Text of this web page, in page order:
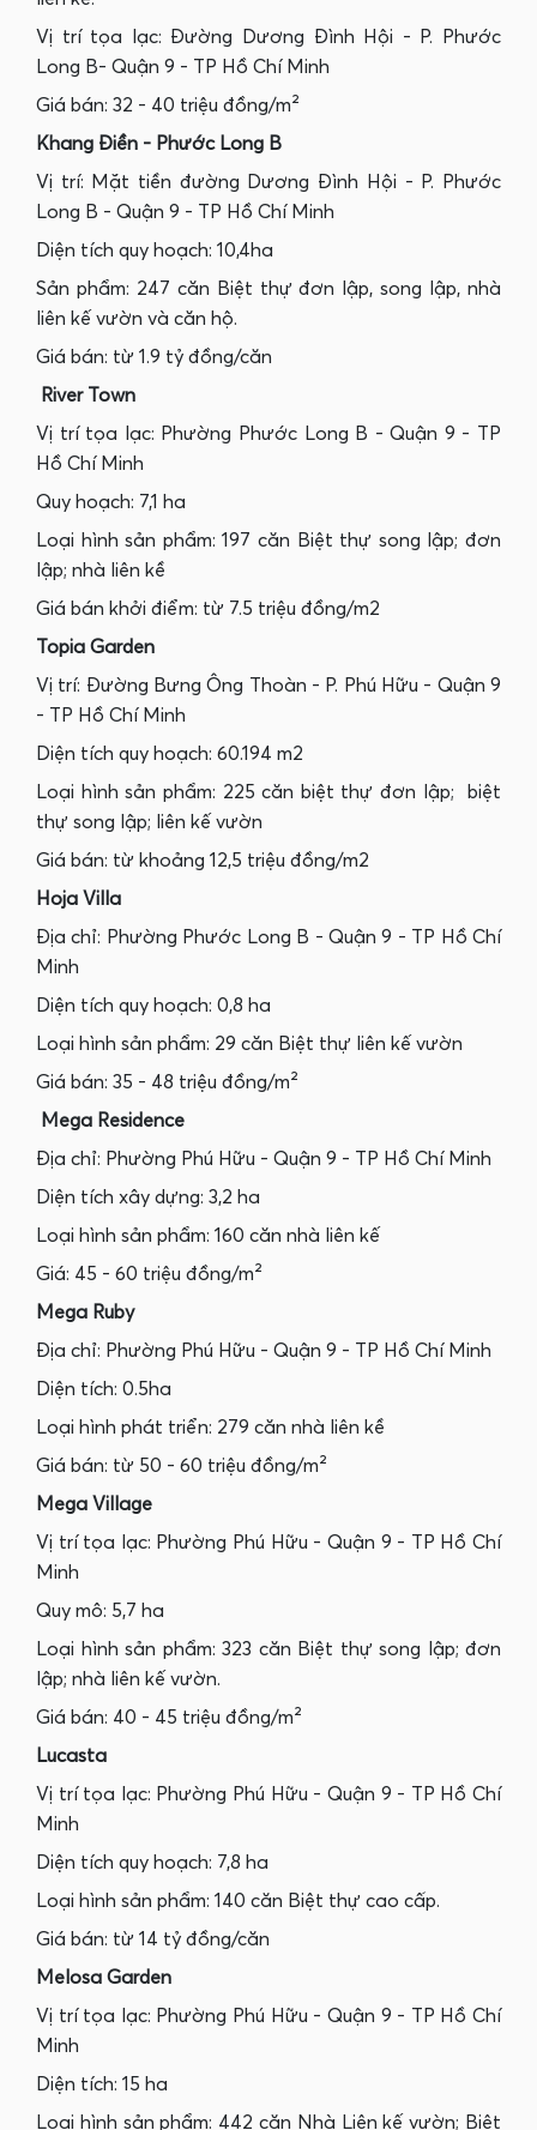
Vị trí tọa lạc: Đường Dương Đình Hội - P. Phước
Long B- Quận 9 - TP Hồ Chí Minh
Giá bán: 32 - 40 triệu đồng/m²
Khang Điền - Phước Long B
Vị trí: Mặt tiền đường Dương Đình Hội - P. Phước
Long B - Quận 9 - TP Hồ Chí Minh
Diện tích quy hoạch: 10,4ha
Sản phẩm: 247 căn Biệt thự đơn lập, song lập, nhà
liên kế vườn và căn hộ.
Giá bán: từ 1.9 tỷ đồng/căn
River Town
Vị trí tọa lạc: Phường Phước Long B - Quận 9 - TP
Hồ Chí Minh
Quy hoạch: 7,1 ha
Loại hình sản phẩm: 197 căn Biệt thự song lập; đơn
lập; nhà liên kề
Giá bán khởi điểm: từ 7.5 triệu đồng/m2
Topia Garden
Vị trí: Đường Bưng Ông Thoàn - P. Phú Hữu - Quận 9
- TP Hồ Chí Minh
Diện tích quy hoạch: 60.194 m2
Loại hình sản phẩm: 225 căn biệt thự đơn lập; biệt
thự song lập; liên kế vườn
Giá bán: từ khoảng 12,5 triệu đồng/m2
Hoja Villa
Địa chỉ: Phường Phước Long B - Quận 9 - TP Hồ Chí
Minh
Diện tích quy hoạch: 0,8 ha
Loại hình sản phẩm: 29 căn Biệt thự liên kế vườn
Giá bán: 35 - 48 triệu đồng/m²
Mega Residence
Địa chỉ: Phường Phú Hữu - Quận 9 - TP Hồ Chí Minh
Diện tích xây dựng: 3,2 ha
Loại hình sản phẩm: 160 căn nhà liên kế
Giá: 45 - 60 triệu đồng/m²
Mega Ruby
Địa chỉ: Phường Phú Hữu - Quận 9 - TP Hồ Chí Minh
Diện tích: 0.5ha
Loại hình phát triển: 279 căn nhà liên kề
Giá bán: từ 50 - 60 triệu đồng/m²
Mega Village
Vị trí tọa lạc: Phường Phú Hữu - Quận 9 - TP Hồ Chí
Minh
Quy mô: 5,7 ha
Loại hình sản phẩm: 323 căn Biệt thự song lập; đơn
lập; nhà liên kế vườn.
Giá bán: 40 - 45 triệu đồng/m²
Lucasta
Vị trí tọa lạc: Phường Phú Hữu - Quận 9 - TP Hồ Chí
Minh
Diện tích quy hoạch: 7,8 ha
Loại hình sản phẩm: 140 căn Biệt thự cao cấp.
Giá bán: từ 14 tỷ đồng/căn
Melosa Garden
Vị trí tọa lạc: Phường Phú Hữu - Quận 9 - TP Hồ Chí
Minh
Diện tích: 15 ha
Loại hình sản phẩm: 442 căn Nhà Liên kế vườn; Biệt